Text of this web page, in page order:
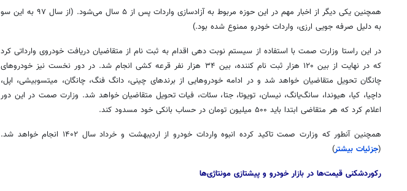
همچنین یکی دیگر از اخبار مهم در این حوزه مربوط به آزادسازی واردات پس از ۵ سال می‌شود. (از سال ۹۷ به این سو
به دلیل صرفه جویی ارزی، واردات خودرو ممنوع شده بود.)
در این راستا وزارت صمتبا استفاده از سیستم نوبت دهی اقدام به ثبت نام از متقاضیان دریافت خودروی وارداتی کرد
که در نهایت از بین ۱۲۰ هزار ثبت نام کننده، بین ۳۴ هزار نفر قرعه کشی انجام شد. در دور نخست نیز خودروهای
چانگان تحویل متقاضیان خواهد شد و در ادامه خودروهایی از برندهای چینی، دانگفنگ، چانگان، میتسوبیشی، اپل،
داچیا، کیا، هیوندا، سانگ‌یانگ، نیسان، تویوتا،جتا،سئات، فیات تحویل متقاضیان خواهد شد. وزارت صمت در این دور
اعلام کرد که هر متقاضی ابتدا باید ۵۰۰ میلیون تومان در حساب بانکی خود مسدود کند.
همچنین آنطور که وزارت صمت
تاکید کرده انبوه واردات خودرو از اردیبهشت و خرداد سال ۱۴۰۲ انجام خواهد شد.
(جزئیات بیشتر)
رکوردشکنی قیمت‌ها در بازار خودرو و پیشتازی مونتاژی‌ها